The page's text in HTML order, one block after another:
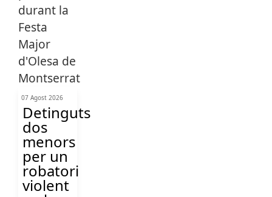
07 Agost 2026
Detinguts
dos
menors
per un
robatori
violent